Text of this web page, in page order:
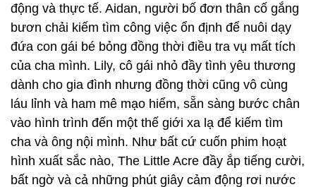
động và thực tế. Aidan, người bố đơn thân cố gắng
bươn chải kiếm tìm công việc ổn định để nuôi dạy
đứa con gái bé bỏng đồng thời điều tra vụ mất tích
của cha mình. Lily, cô gái nhỏ đầy tình yêu thương
dành cho gia đình nhưng đồng thời cũng vô cùng
láu lỉnh và ham mê mạo hiểm, sẵn sàng bước chân
vào hình trình đến một thế giới xa lạ để kiếm tìm
cha và ông nội mình. Như bất cứ cuốn phim hoạt
hình xuất sắc nào, The Little Acre đầy ắp tiếng cười,
bất ngờ và cả những phút giây cảm động rơi nước